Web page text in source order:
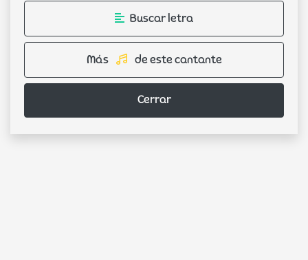
Buscar letra
Más de este cantante
Cerrar